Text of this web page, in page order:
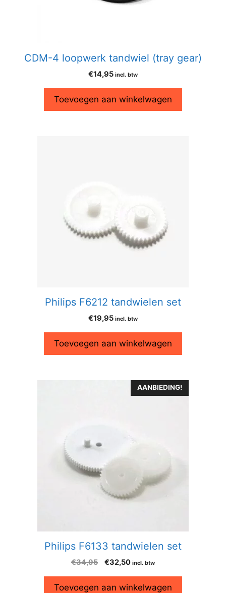
CDM-4 loopwerk tandwiel (tray gear)
€14,95 incl. btw
Toevoegen aan winkelwagen
Philips F6212 tandwielen set
€19,95 incl. btw
Toevoegen aan winkelwagen
AANBIEDING!
Philips F6133 tandwielen set
€34,95 €32,50 incl. btw
Toevoegen aan winkelwagen